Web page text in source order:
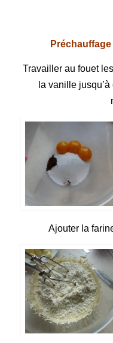
Travailler au fouet
la vanille
Ajouter la